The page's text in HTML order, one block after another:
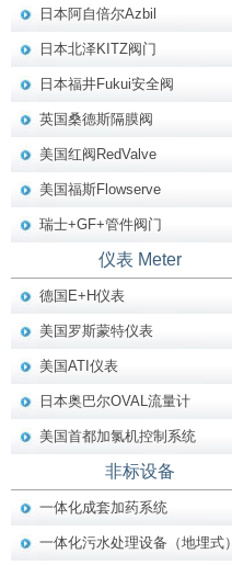
日本阿自倍尔Azbil
日本北泽KITZ阀门
日本福井Fukui安全阀
英国桑德斯隔膜阀
美国红阀RedValve
美国福斯Flowserve
瑞士+GF+管件阀门
仪表 Meter
德国E+H仪表
美国罗斯蒙特仪表
美国ATI仪表
日本奥巴尔OVAL流量计
美国首都加氯机控制系统
非标设备
一体化成套加药系统
一体化污水处理设备（地埋式）